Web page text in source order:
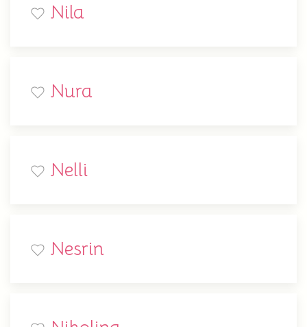
Nila
Nura
Nelli
Nesrin